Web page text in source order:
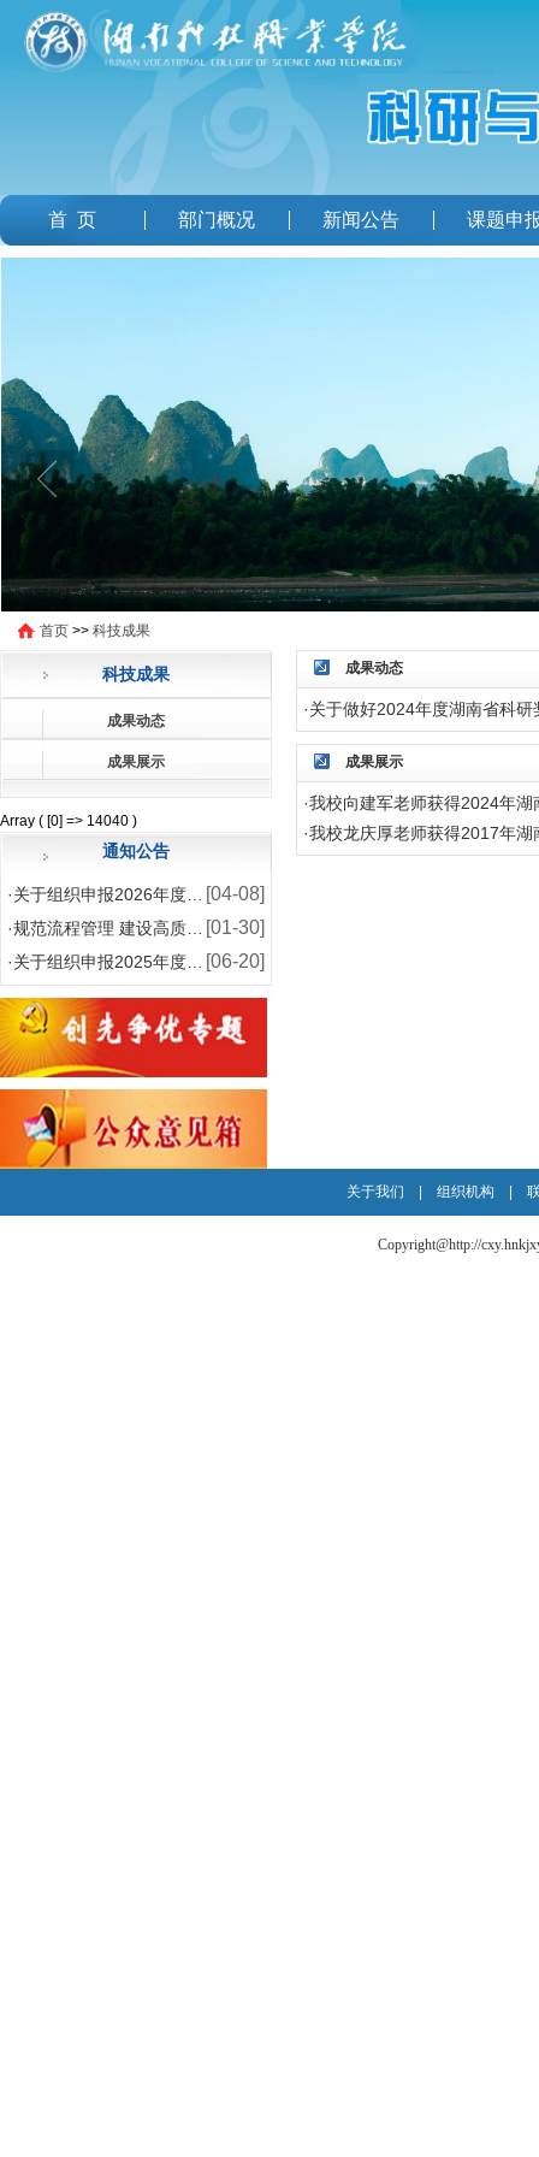
首 页 部门概况 新闻公告 课题申
首页 >> 科技成果
科技成果
成果动态
成果展示
Array ( [0] => 14040 )
通知公告
[04-08]
·关于组织申报2026年度湖南省教育科学 “ 十五五”规划课题的通知
[01-30]
·规范流程管理 建设高质量科研
[06-20]
·关于组织申报2025年度湖南省高校思想政治工作研究项目的通知
成果动态
·关于做好2024年度湖南省科
成果展示
·我校向建军老师获得2024年
·我校龙庆厚老师获得2017年
关于我们 |组织机构 |
Copyright@http://